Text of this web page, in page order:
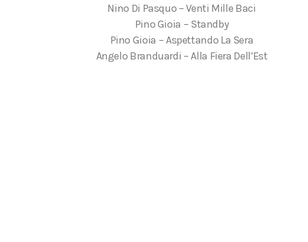
Nino Di Pasquo – Venti Mille Baci
Pino Gioia – Standby
Pino Gioia – Aspettando La Sera
Angelo Branduardi – Alla Fiera Dell’Est